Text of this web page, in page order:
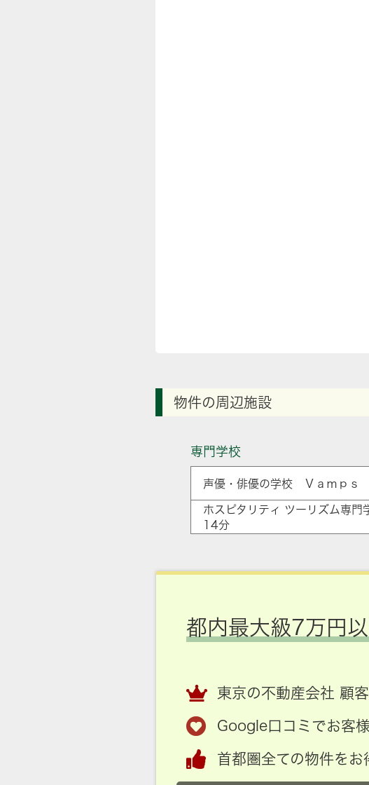
物件の周辺施設
専門学校
声優・俳優の学校 Ｖａｍｐ
ホスピタリティ ツーリズム専
14分
都内最大級7万円
東京の不動産会社 顧
Google口コミでお客
首都圏全ての物件をお